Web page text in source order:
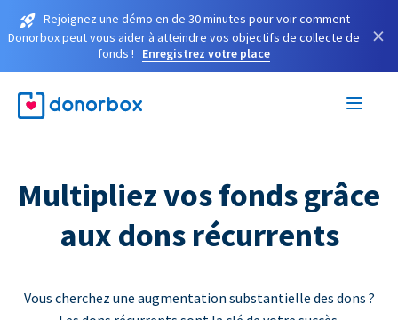
Rejoignez une démo en de 30 minutes pour voir comment
Donorbox peut vous aider à atteindre vos objectifs de collecte de
fonds !
Enregistrez votre place
×
Multipliez vos fonds grâce
aux dons récurrents
Vous cherchez une augmentation substantielle des dons ?